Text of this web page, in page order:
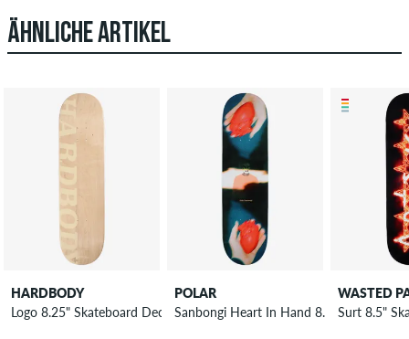
ÄHNLICHE ARTIKEL
HARDBODY
Logo 8.25" Skateboard Deck
POLAR
Sanbongi Heart In Hand 8.5" Skateboard
WASTED
Surt 8.5"